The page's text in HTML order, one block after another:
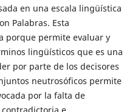
en una escala lingüística
Palabras. Esta
porque permite evaluar y
lingüísticos que es una
por parte de los decisores
neutrosóficos permite
por la falta de
e